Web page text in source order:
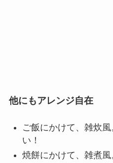
他にもアレンジ自在
ご飯にかけて、雑炊
い！
焼餅にかけて、雑煮風